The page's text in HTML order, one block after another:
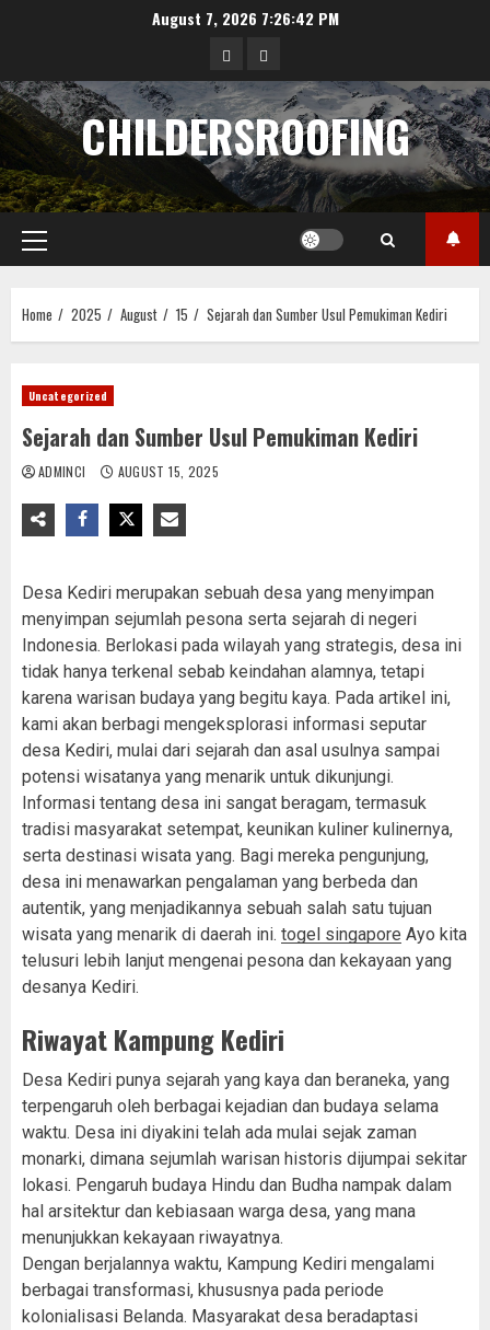
August 7, 2026 7:26:42 PM
data
hongkong
angka
pengeluaran
sgp
CHILDERSROOFING
Primary
Menu
Home 2025 August 15 Sejarah dan Sumber Usul Pemukiman Kediri
Uncategorized
Sejarah dan Sumber Usul Pemukiman Kediri
ADMINCI AUGUST 15, 2025
Desa Kediri merupakan sebuah desa yang menyimpan
menyimpan sejumlah pesona serta sejarah di negeri
Indonesia. Berlokasi pada wilayah yang strategis, desa ini
tidak hanya terkenal sebab keindahan alamnya, tetapi
karena warisan budaya yang begitu kaya. Pada artikel ini,
kami akan berbagi mengeksplorasi informasi seputar
desa Kediri, mulai dari sejarah dan asal usulnya sampai
potensi wisatanya yang menarik untuk dikunjungi.
Informasi tentang desa ini sangat beragam, termasuk
tradisi masyarakat setempat, keunikan kuliner kulinernya,
serta destinasi wisata yang. Bagi mereka pengunjung,
desa ini menawarkan pengalaman yang berbeda dan
autentik, yang menjadikannya sebuah salah satu tujuan
wisata yang menarik di daerah ini. togel singapore Ayo kita
telusuri lebih lanjut mengenai pesona dan kekayaan yang
desanya Kediri.
Riwayat Kampung Kediri
Desa Kediri punya sejarah yang kaya dan beraneka, yang
terpengaruh oleh berbagai kejadian dan budaya selama
waktu. Desa ini diyakini telah ada mulai sejak zaman
monarki, dimana sejumlah warisan historis dijumpai sekitar
lokasi. Pengaruh budaya Hindu dan Budha nampak dalam
hal arsitektur dan kebiasaan warga desa, yang mana
menunjukkan kekayaan riwayatnya.
Dengan berjalannya waktu, Kampung Kediri mengalami
berbagai transformasi, khususnya pada periode
kolonialisasi Belanda. Masyarakat desa beradaptasi